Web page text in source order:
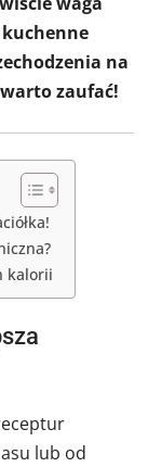
na
zaufać!
kalorii
lub od